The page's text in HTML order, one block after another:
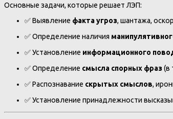
Основные задачи, которые решает ЛЭП:
✅ Выявление факта угроз, шантажа,
✅ Определение наличия
✅ Установление информационного
✅ Определение смысла спорных фраз(в
✅ Распознавание скрытых смыслов,
✅ Установление принадлежности